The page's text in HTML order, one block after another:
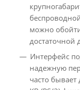
можно
достаточной
Интерфейс
надежную
часто